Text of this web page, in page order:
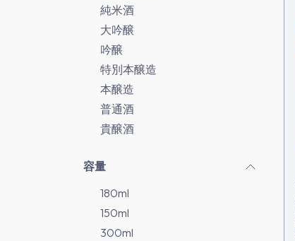
純米酒
大吟醸
吟醸
特別本醸造
本醸造
普通酒
貴醸酒
容量
180ml
150ml
300ml